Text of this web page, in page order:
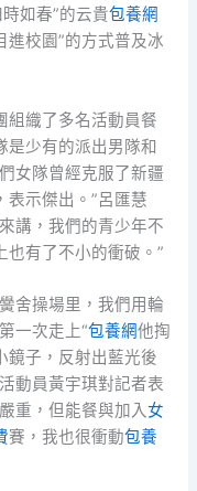
如春”的云貴包養網
進校園”的方式普及冰
組織了多名活動員餐
是少有的派出男隊和
女隊曾經克服了新疆
表示傑出。”呂匯慧
講，我們的青少年不
也有了不小的衝破。”
舍操場里，我們用輪
一次走上“包養網他掏
鏡子，反射出藍光後
動員黃宇琪對記者表
重，但能餐與加入女
賽，我也很衝動包養